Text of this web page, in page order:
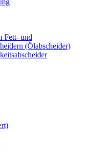
Fett- und
(Ölabscheider)